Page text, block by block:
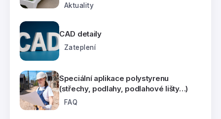
Aktuality
CAD detaily
Zateplení
Speciální aplikace polystyrenu
(střechy, podlahy, podlahové lišty…)
FAQ